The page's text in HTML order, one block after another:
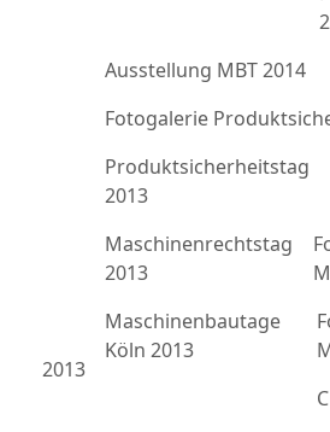
Ausstellung MBT 2014
Fotogalerie
2013
Produktsicherheitstag
2013
Maschinenrechtstag
2013
Maschinenbautage
Köln 2013